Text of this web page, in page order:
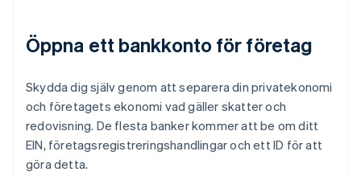
Öppna ett bankkonto för företag
Skydda dig själv genom att separera din privatekonomi
och företagets ekonomi vad gäller skatter och
redovisning. De flesta banker kommer att be om ditt
EIN, företagsregistreringshandlingar och ett ID för att
göra detta.